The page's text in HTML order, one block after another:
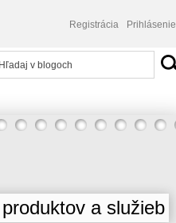
Registrácia Prihlásenie
a služieb